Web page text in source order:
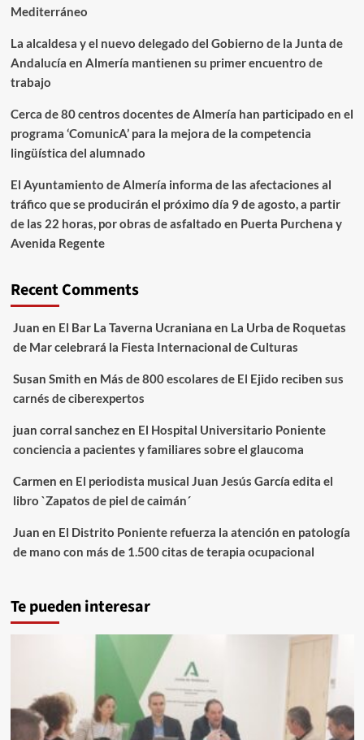
Mediterráneo
La alcaldesa y el nuevo delegado del Gobierno de la Junta de
Andalucía en Almería mantienen su primer encuentro de
trabajo
Cerca de 80 centros docentes de Almería han participado en el
programa ‘ComunicA’ para la mejora de la competencia
lingüística del alumnado
El Ayuntamiento de Almería informa de las afectaciones al
tráfico que se producirán el próximo día 9 de agosto, a partir
de las 22 horas, por obras de asfaltado en Puerta Purchena y
Avenida Regente
Recent Comments
Juan en El Bar La Taverna Ucraniana en La Urba de Roquetas
de Mar celebrará la Fiesta Internacional de Culturas
Susan Smith en Más de 800 escolares de El Ejido reciben sus
carnés de ciberexpertos
juan corral sanchezen El Hospital Universitario Poniente
conciencia a pacientes y familiares sobre el glaucoma
Carmen en El periodista musical Juan Jesús García edita el
libro `Zapatos de piel de caimán´
Juan en El Distrito Poniente refuerza la atención en patología
de mano con más de 1.500 citas de terapia ocupacional
Te pueden interesar